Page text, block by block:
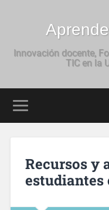
Innovación docente,
TIC en la
Recursos y
estudiantes